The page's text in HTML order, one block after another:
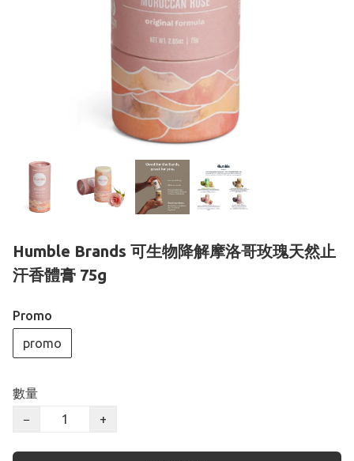
Humble Brands 可生物降解摩洛哥玫瑰天然止
汗香體膏 75g
Promo
promo
數量
−
+